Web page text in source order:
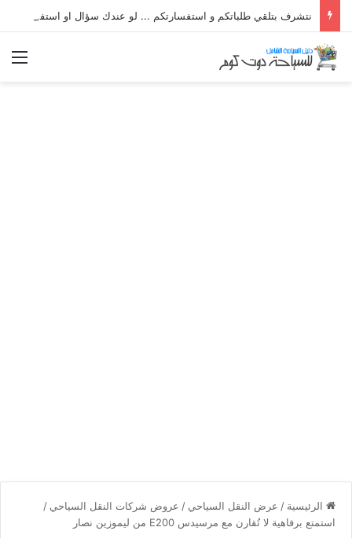
نتشرف بتلقي طلباتكم و استفسارتكم ... لو عندك سؤال او استفسار ماتدرددش فى طلب المساعدة
الرئيسية / عرض النقل السياحي / عروض شركات النقل السياحي /
استمتع برفاهية لا تُقارن مع مرسيدس E200 من ليموزين نصار